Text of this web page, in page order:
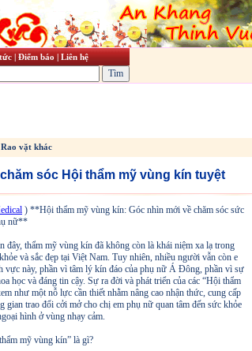
|Điểm báo |Liên hệ
Rao vặt khác
sóc Hội thẩm mỹ vùng kín tuyệt
) **Hội thẩm mỹ vùng kín: Góc nhìn mới về chăm sóc sức
nữ**
đây, thẩm mỹ vùng kín đã không còn là khái niệm xa lạ trong
và sắc đẹp tại Việt Nam. Tuy nhiên, nhiều người vẫn còn e
vực này, phần vì tâm lý kín đáo của phụ nữ Á Đông, phần vì sự
học và đáng tin cậy. Sự ra đời và phát triển của các “Hội thẩm
như một nỗ lực cần thiết nhằm nâng cao nhận thức, cung cấp
gian trao đổi cởi mở cho chị em phụ nữ quan tâm đến sức khỏe
hình ở vùng nhạy cảm.
mỹ vùng kín” là gì?